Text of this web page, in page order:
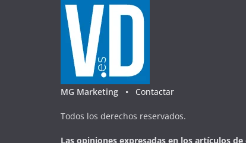
MG Marketing • Contactar
Todos los derechos reservados.
Las opiniones expresadas en los artículos